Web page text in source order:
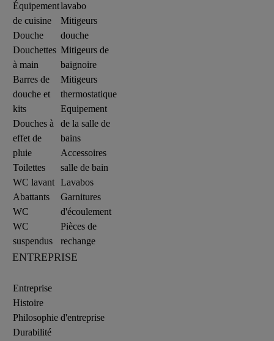
Équipement
de cuisine
Douche
Douchettes
à main
Barres de
douche et
kits
Douches à
effet de
pluie
Toilettes
WC lavant
Abattants
WC
WC
suspendus
lavabo
Mitigeurs
douche
Mitigeurs de
baignoire
Mitigeurs
thermostatique
Equipement
de la salle de
bains
Accessoires
salle de bain
Lavabos
Garnitures
d'écoulement
Pièces de
rechange
ENTREPRISE
Entreprise
Histoire
Philosophie d'entreprise
Durabilité